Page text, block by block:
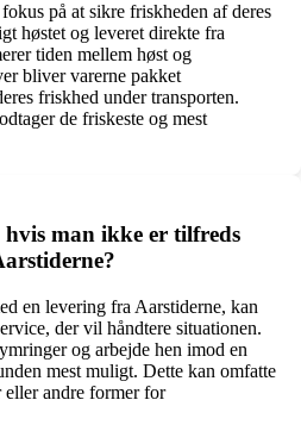
på at sikre friskheden af deres
høstet og leveret direkte fra
tiden mellem høst og
bliver varerne pakket
friskhed under transporten.
de friskeste og mest
man ikke er tilfreds
en levering fra Aarstiderne, kan
der vil håndtere situationen.
og arbejde hen imod en
mest muligt. Dette kan omfatte
eller andre former for